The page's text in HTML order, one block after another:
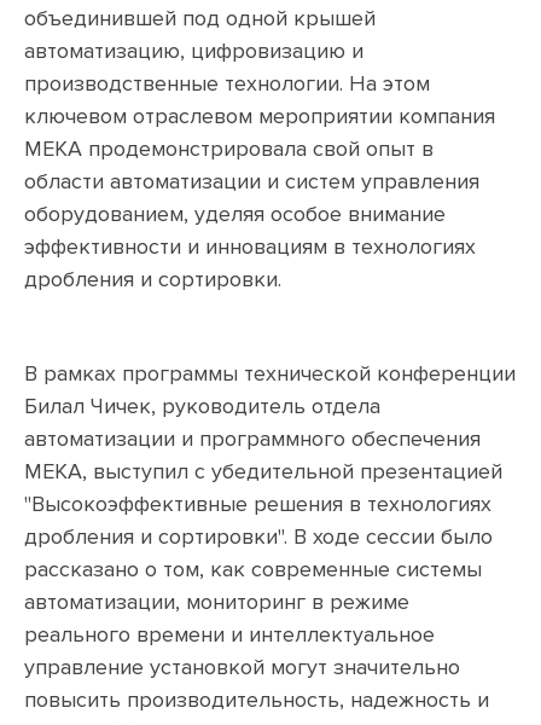
объединившей под одной крышей
автоматизацию, цифровизацию и
производственные технологии. На этом
ключевом отраслевом мероприятии компания
MEKA продемонстрировала свой опыт в
области автоматизации и систем управления
оборудованием, уделяя особое внимание
эффективности и инновациям в технологиях
дробления и сортировки.
В рамках программы технической конференции
Билал Чичек, руководитель отдела
автоматизации и программного обеспечения
MEKA, выступил с убедительной презентацией
"Высокоэффективные решения в технологиях
дробления и сортировки". В ходе сессии было
рассказано о том, как современные системы
автоматизации, мониторинг в режиме
реального времени и интеллектуальное
управление установкой могут значительно
повысить производительность, надежность и